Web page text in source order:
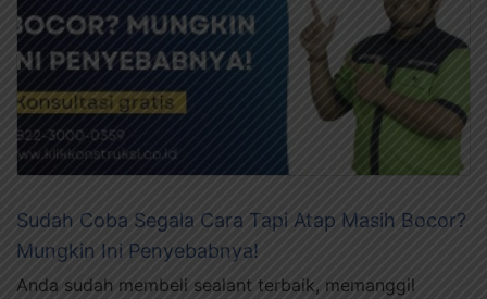
Sudah Coba Segala Cara Tapi Atap Masih Bocor?
Mungkin Ini Penyebabnya!
Anda sudah membeli sealant terbaik, memanggil